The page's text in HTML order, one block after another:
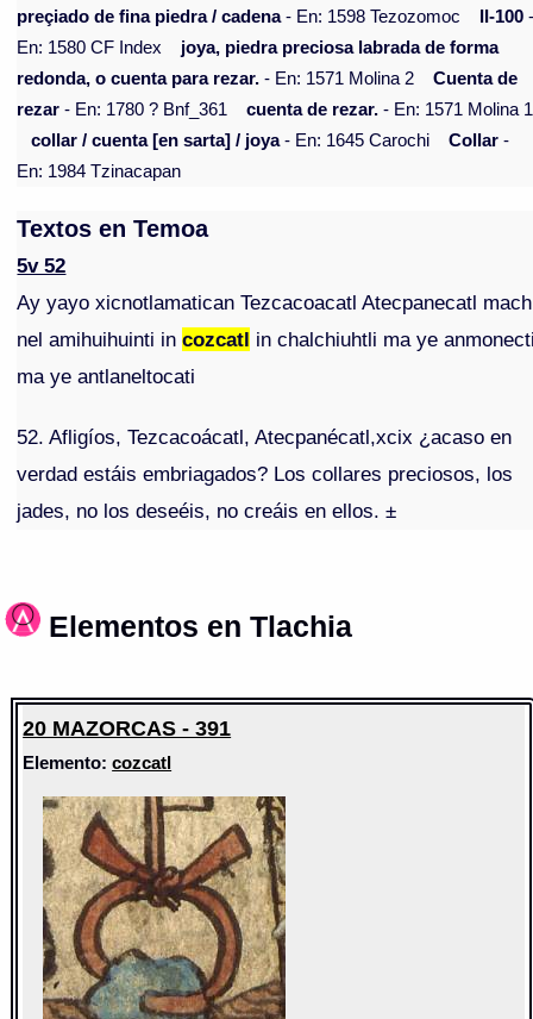
preçiado de fina piedra / cadena- En: 1598 Tezozomoc II-100
En: 1580 CF Index
joya, piedra preciosa labrada de forma
redonda, o cuenta para rezar. - En: 1571 Molina 2
Cuenta de
rezar - En: 1780 ? Bnf_361 cuenta de rezar. - En: 1571 Molina 1
collar / cuenta [en sarta] / joya- En: 1645 Carochi Collar -
En: 1984 Tzinacapan
Textos en Temoa
5v 52
Ay yayo xicnotlamatican Tezcacoacatl Atecpanecatl mach
nel amihuihuinti incozcatl in chalchiuhtli ma ye
ma ye antlaneltocati
52. Afligíos, Tezcacoácatl, Atecpanécatl,xcix ¿acaso en
verdad estáis embriagados? Los collares preciosos, los
jades, no los deseéis, no creáis en ellos. ±
Elementos en Tlachia
20 MAZORCAS - 391
Elemento:cozcatl